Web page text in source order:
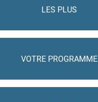
LES PLUS
VOTRE PROGRAMME